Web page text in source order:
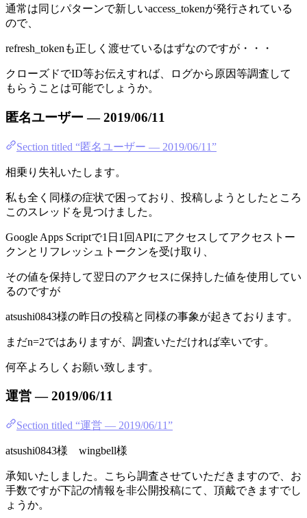
通常は同じパターンで新しいaccess_tokenが発行されている
ので、
refresh_tokenも正しく渡せているはずなのですが・・・
クローズドでID等お伝えすれば、ログから原因等調査して
もらうことは可能でしょうか。
匿名ユーザー — 2019/06/11
Section titled “匿名ユーザー — 2019/06/11”
相乗り失礼いたします。
私も全く同様の症状で困っており、投稿しようとしたところ
このスレッドを見つけました。
Google Apps Scriptで1日1回APIにアクセスしてアクセストー
クンとリフレッシュトークンを受け取り、
その値を保持して翌日のアクセスに保持した値を使用してい
るのですが
atsushi0843様の昨日の投稿と同様の事象が起きております。
まだn=2ではありますが、調査いただければ幸いです。
何卒よろしくお願い致します。
運営 — 2019/06/11
Section titled “運営 — 2019/06/11”
atsushi0843様 wingbell様
承知いたしました。こちら調査させていただきますので、お
手数ですが下記の情報を非公開投稿にて、頂戴できますでし
ょうか。